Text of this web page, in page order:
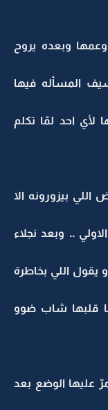
وبعده يروح
المسأله فيها
احد لمّا تكلم
اللي بيزورونه الا
.. وبعد نجلاء
يقول اللي بخاطرة
قلبها شاب ضوو
عليها الوضع بعد